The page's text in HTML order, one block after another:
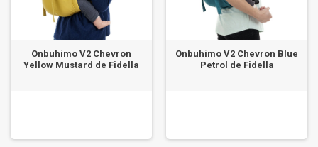
Onbuhimo V2 Chevron
Yellow Mustard de Fidella
Onbuhimo V2 Chevron Blue
Petrol de Fidella